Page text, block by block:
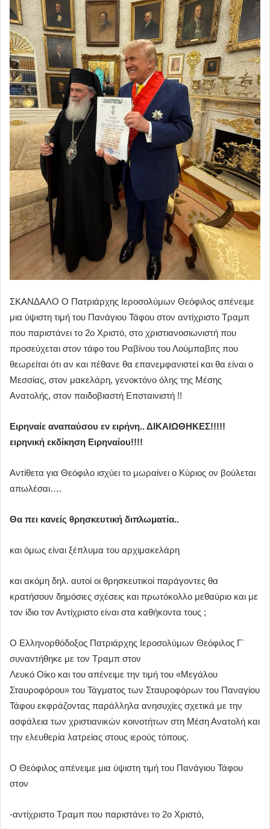
ΣΚΑΝΔΑΛΟ Ο Πατριάρχης Ιεροσολύμων Θεόφιλος απένειμε
μια ύψιστη τιμή του Πανάγιου Τάφου στον αντίχριστο Τραμπ
που παριστάνει το 2ο Χριστό, στο χριστιανοσιωνιστή που
προσεύχεται στον τάφο του Ραβίνου του Λούμπαβιτς που
θεωρείται ότι αν και πέθανε θα επανεμφανιστεί και θα είναι ο
Μεσσίας, στον μακελάρη, γενοκτόνο όλης της Μέσης
Ανατολής, στον παιδοβιαστή Επσταινιστή !!
Ειρηναίε αναπαύσου εν ειρήνη.. ΔΙΚΑΙΩΘΗΚΕΣ!!!!!
ειρηνική εκδίκηση Ειρηναίου!!!!
Αντίθετα για Θεόφιλο ισχύει το μωραίνει ο Κύριος ον βούλεται
απωλέσαι….
Θα πει κανείς θρησκευτική διπλωματία..
και όμως είναι ξέπλυμα του αρχιμακελάρη
και ακόμη δηλ. αυτοί οι θρησκευτικοί παράγοντες θα
κρατήσουν δημόσιες σχέσεις και πρωτόκολλο μεθαύριο και με
τον ίδιο τον Αντίχριστο είναι στα καθήκοντα τους ;
Ο Ελληνορθόδοξος Πατριάρχης Ιεροσολύμων Θεόφιλος Γ΄
συναντήθηκε με τον Τραμπ στον
Λευκό Οίκο και του απένειμε την τιμή του «Μεγάλου
Σταυροφόρου» του Τάγματος των Σταυροφόρων του Παναγίου
Τάφου εκφράζοντας παράλληλα ανησυχίες σχετικά με την
ασφάλεια των χριστιανικών κοινοτήτων στη Μέση Ανατολή και
την ελευθερία λατρείας στους ιερούς τόπους.
Ο Θεόφιλος απένειμε μια ύψιστη τιμή του Πανάγιου Τάφου
στον
-αντίχριστο Τραμπ που παριστάνει το 2ο Χριστό,